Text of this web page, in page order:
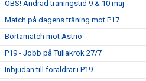
OBS! Ändrad träningstid 9 & 10 maj
Match på dagens träning mot P17
Bortamatch mot Astrio
P19 - Jobb på Tullakrok 27/7
Inbjudan till föräldrar i P19